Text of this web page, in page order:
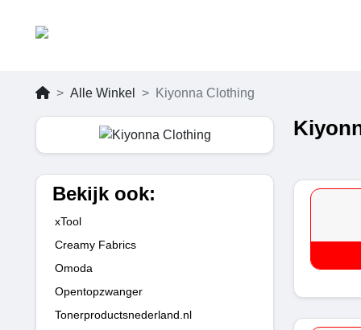
Alle Winkel Kiyonna Clothing
Bekijk ook:
xTool
Creamy Fabrics
Omoda
Opentopzwanger
Tonerproductsnederland.nl